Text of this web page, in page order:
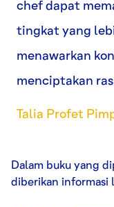
chef dapat
tingkat yang
menawarkan
menciptakan
Talia Profet
Dalam buku yang
diberikan informasi